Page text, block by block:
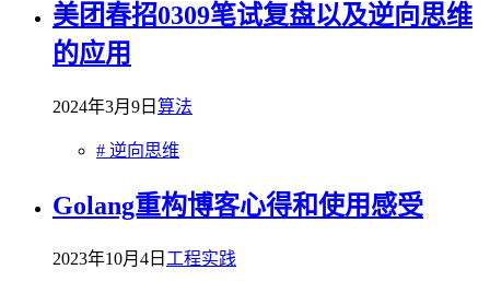
美团春招0309笔试复盘以及逆向思维
的应用
2024年3月9日 算法
# 逆向思维
Golang重构博客心得和使用感受
2023年10月4日 工程实践